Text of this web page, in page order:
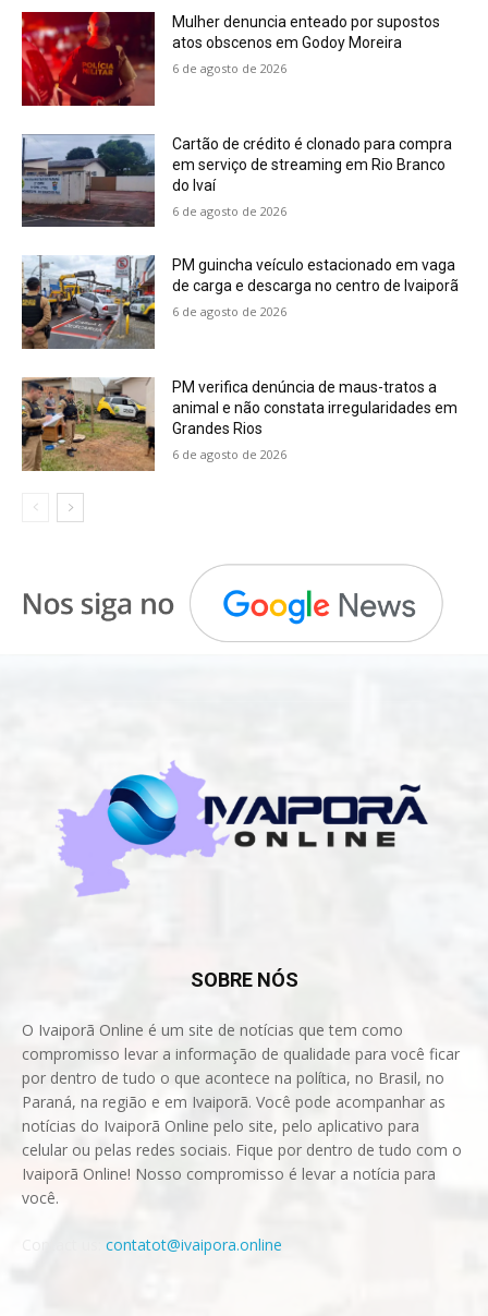
Mulher denuncia enteado por supostos
atos obscenos em Godoy Moreira
6 de agosto de 2026
Cartão de crédito é clonado para compra
em serviço de streaming em Rio Branco
do Ivaí
6 de agosto de 2026
PM guincha veículo estacionado em vaga
de carga e descarga no centro de Ivaiporã
6 de agosto de 2026
PM verifica denúncia de maus-tratos a
animal e não constata irregularidades em
Grandes Rios
6 de agosto de 2026
SOBRE NÓS
O Ivaiporã Online é um site de notícias que tem como
compromisso levar a informação de qualidade para você ficar
por dentro de tudo o que acontece na política, no Brasil, no
Paraná, na região e em Ivaiporã. Você pode acompanhar as
notícias do Ivaiporã Online pelo site, pelo aplicativo para
celular ou pelas redes sociais. Fique por dentro de tudo com o
Ivaiporã Online! Nosso compromisso é levar a notícia para
você.
contatot@ivaipora.online